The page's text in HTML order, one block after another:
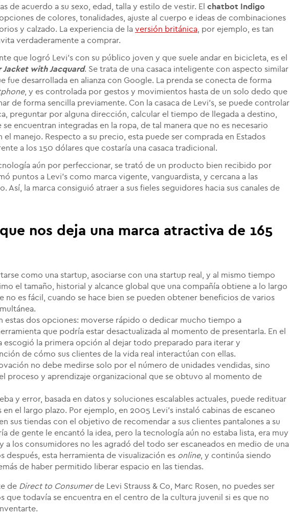
de acuerdo a su sexo, edad, talla y estilo de vestir. El chatbot Indigo
de colores, tonalidades, ajuste al cuerpo e ideas de combinaciones
y calzado. La experiencia de la versión británica , por ejemplo, es tan
verdaderamente a comprar.
que logró Levi's con su público joven y que suele andar en bicicleta, es el
Jacket with Jacquard. Se trata de una casaca inteligente con aspecto similar
fue desarrollada en alianza con Google. La prenda se conecta de forma
, y es controlada por gestos y movimientos hasta de un solo dedo que
de forma sencilla previamente. Con la casaca de Levi's, se puede controlar
preguntar por alguna dirección, calcular el tiempo de llegada a destino,
encuentran integradas en la ropa, de tal manera que no es necesario
manejo. Respecto a su precio, esta puede ser comprada en Estados
a los 150 dólares que costaría una casaca tradicional.
aún por perfeccionar, se trató de un producto bien recibido por
puntos a Levi's como marca vigente, vanguardista, y cercana a las
Así, la marca consiguió atraer a sus fieles seguidores hacia sus canales de
nos deja una marca atractiva de 165
como una startup, asociarse con una startup real, y al mismo tiempo
el tamaño, historial y alcance global que una compañía obtiene a lo largo
no es fácil, cuando se hace bien se pueden obtener beneficios de varios
estas dos opciones: moverse rápido o dedicar mucho tiempo a
que podría estar desactualizada al momento de presentarla. En el
escogió la primera opción al dejar todo preparado para iterar y
de cómo sus clientes de la vida real interactúan con ellas.
no debe medirse solo por el número de unidades vendidas, sino
proceso y aprendizaje organizacional que se obtuvo al momento de
y error, basada en datos y soluciones escalables actuales, puede redituar
en el largo plazo. Por ejemplo, en 2005 Levi's instaló cabinas de escaneo
sus tiendas con el objetivo de recomendar a sus clientes pantalones a su
de gente le encantó la idea, pero la tecnología aún no estaba lista, era muy
a los consumidores no les agradó del todo ser escaneados en medio de una
después, esta herramienta de visualización es online, y continúa siendo
de haber permitido liberar espacio en las tiendas.
de Direct to Consumerde Levi Strauss & Co, Marc Rosen, no puedes ser
que todavía se encuentra en el centro de la cultura juvenil si es que no